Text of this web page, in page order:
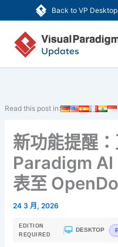
Back to VP
至
Read this post in:
新功能提醒
Paradigm
表至
24 3 月, 2026
EDITION
REQUIRED
DESKTOP